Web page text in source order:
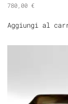
780,00 €
Aggiungi al